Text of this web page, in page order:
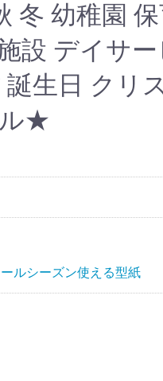
冬 幼稚園
設 デイサ
誕生日 クリ
ル★
ルシーズン使える型紙